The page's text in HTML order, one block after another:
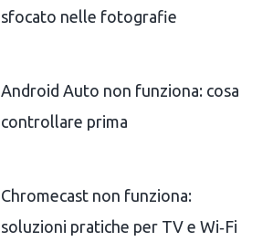
sfocato nelle fotografie
Android Auto non funziona: cosa
controllare prima
Chromecast non funziona:
soluzioni pratiche per TV e Wi‑Fi